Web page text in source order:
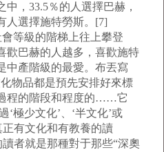
，33.5％的人選擇巴赫，
人選擇施特勞斯。[7]
會等級的階梯上往上攀登
歡巴赫的人越多，喜歡施特
中產階級的最愛。布丟寫
物品都是預先安排好來標
程的階段和程度的……它
‘極少文化’、‘半文化’或
有文化和有教養的讀
者就是那種對于那些“深奧